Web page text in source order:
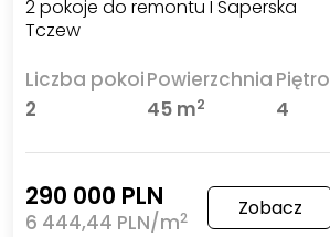
2 pokoje do remontu I Saperska
Tczew
Liczba pokoi
2
Powierzchnia
45 m2
Piętro
4
290 000 PLN
6 444,44 PLN/m2 Zobacz